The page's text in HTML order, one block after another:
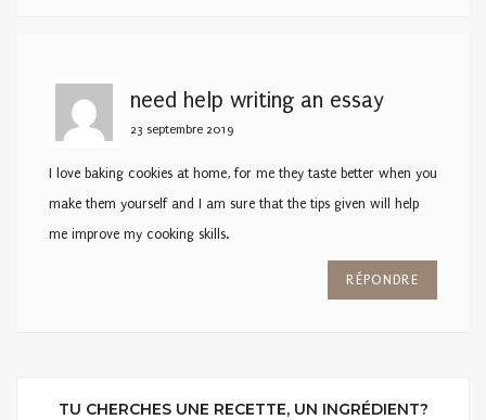
need help writing an essay
23 septembre 2019
I love baking cookies at home, for me they taste better when you
make them yourself and I am sure that the tips given will help
me improve my cooking skills.
RÉPONDRE
TU CHERCHES UNE RECETTE, UN INGRÉDIENT?